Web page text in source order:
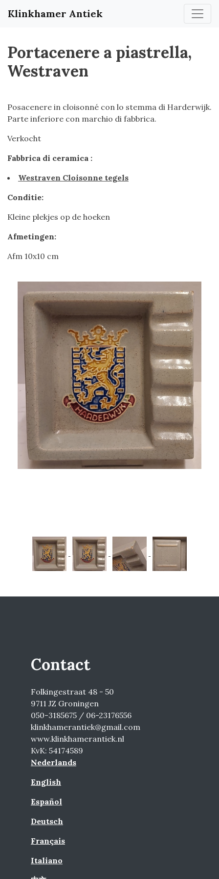
Klinkhamer Antiek
Portacenere a piastrella,
Westraven
Posacenere in cloisonné con lo stemma di Harderwijk.
Parte inferiore con marchio di fabbrica.
Verkocht
Fabbrica di ceramica :
Westraven Cloisonne tegels
Conditie:
Kleine plekjes op de hoeken
Afmetingen:
Afm 10x10 cm
Contact
Folkingestraat 48 - 50
9711 JZ Groningen
050-3185675 / 06-23176556
klinkhamerantiek@gmail.com
www.klinkhamerantiek.nl
KvK: 54174589
Nederlands
English
Español
Deutsch
Français
Italiano